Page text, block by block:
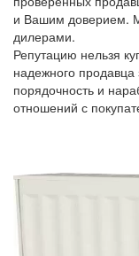
и Вашим доверием.
дилерами.
Репутацию нельзя
надежного
порядочность и
отношений с